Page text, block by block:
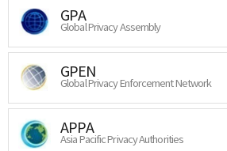
GPA
Global Privacy Assembly
GPEN
Global Privacy Enforcement Network
APPA
Asia Pacific Privacy Authorities